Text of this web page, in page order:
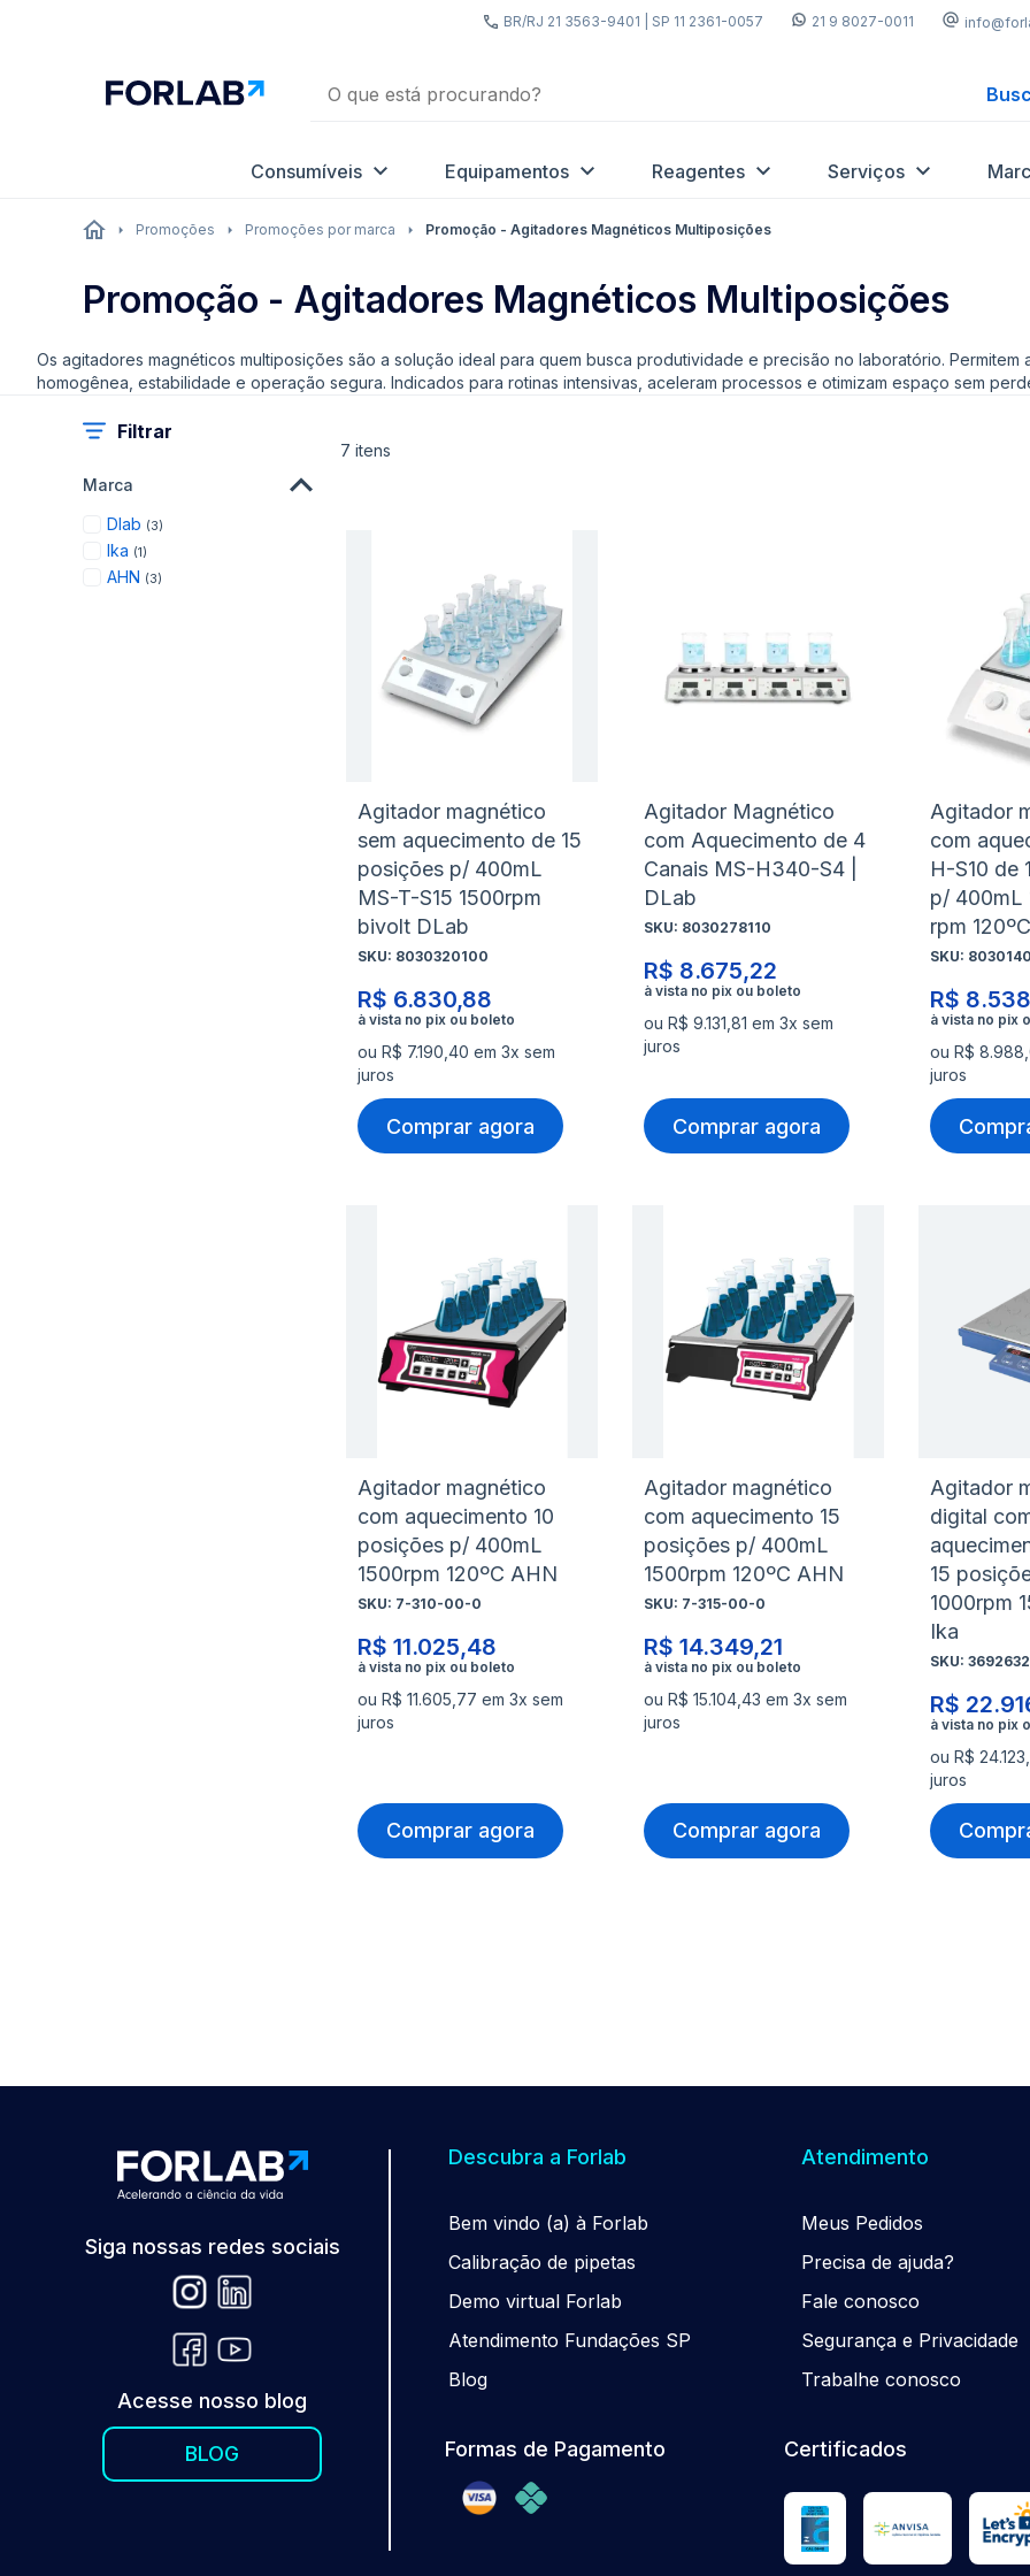
BR/RJ 21 3563-9401 | SP 11 2361-0057 21 9 8027-0011
Consumíveis Equipamentos Reagentes Serviços
Promoções Promoções por marca Promoção - Agitadores Magnéticos Multiposições
Promoção - Agitadores Magnéticos Multiposições
Os agitadores magnéticos multiposições são a solução ideal para quem busca produtividade e precisão no laboratório. Permitem
homogênea, estabilidade e operação segura. Indicados para rotinas intensivas, aceleram processos e otimizam espaço sem
7 itens
Agitador magnético
sem aquecimento de 15
posições p/ 400mL
MS-T-S15 1500rpm
bivolt DLab
SKU: 8030320100
R$ 6.830,88
ou R$ 7.190,40 em 3x sem
juros
Comprar agora
lista
de
Adicionar
para
Comparar
Agitador Magnético
com Aquecimento de 4
Canais MS-H340-S4 |
DLab
SKU: 8030278110
R$ 8.675,22
ou R$ 9.131,81 em 3x sem
juros
Comprar agora
lista
de
para
Agitador
com
H-S10 de
p/ 400mL
rpm
SKU:
R$
ou R$
juros
Agitador magnético
com aquecimento 10
posições p/ 400mL
1500rpm 120ºC AHN
SKU: 7-310-00-0
R$ 11.025,48
ou R$ 11.605,77 em 3x sem
juros
Comprar agora
lista
de
Adicionar
para
Comparar
Agitador magnético
com aquecimento 15
posições p/ 400mL
1500rpm 120ºC AHN
SKU: 7-315-00-0
R$ 14.349,21
ou R$ 15.104,43 em 3x sem
juros
Comprar agora
lista
para
Agitador
digital
15
1000rpm
Ika
SKU: 3692632
R$
ou R$
juros
Filtrar
Marca
Dlab 3items
Ika 1item
AHN 3items
Siga nossas redes sociais
Acesse nosso blog
BLOG
Descubra a Forlab
Bem vindo (a) à Forlab
Calibração de pipetas
Demo virtual Forlab
Atendimento Fundações SP
Blog
Atendimento
Meus Pedidos
Precisa de ajuda?
Fale conosco
Segurança e Privacidade
Trabalhe conosco
Formas de Pagamento Certificados